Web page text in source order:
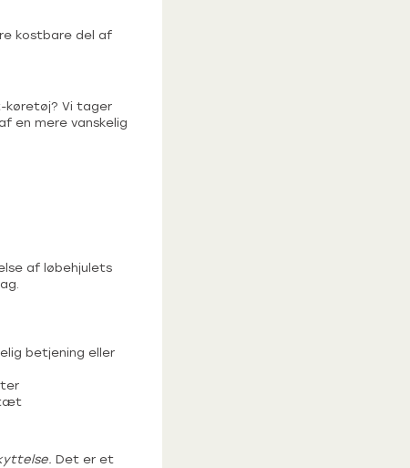
kostbare del af
Vi tager
en mere vanskelig
af løbehjulets
betjening eller
Det er et